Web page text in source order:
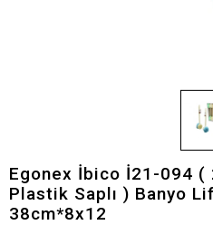
Egonex İbico İ21-094 (
Plastik Saplı ) Banyo Lif
38cm*8x12